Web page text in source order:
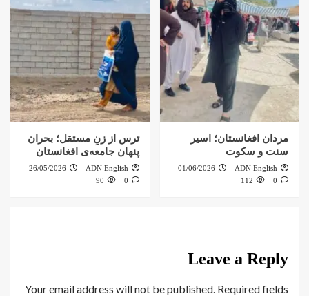
مردان افغانستان؛ اسیر
سنت و سکوت
ADN English
01/06/2026
0
112
ترس از زنِ مستقل؛ بحران
پنهان جامعه‌ی افغانستان
ADN English
26/05/2026
0
90
Leave a Reply
Your email address will not be published. Required fields